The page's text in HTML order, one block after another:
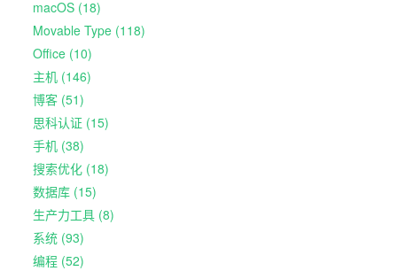
macOS (18)
Movable Type (118)
Office (10)
主机 (146)
博客 (51)
思科认证 (15)
手机 (38)
搜索优化 (18)
数据库 (15)
生产力工具 (8)
系统 (93)
编程 (52)